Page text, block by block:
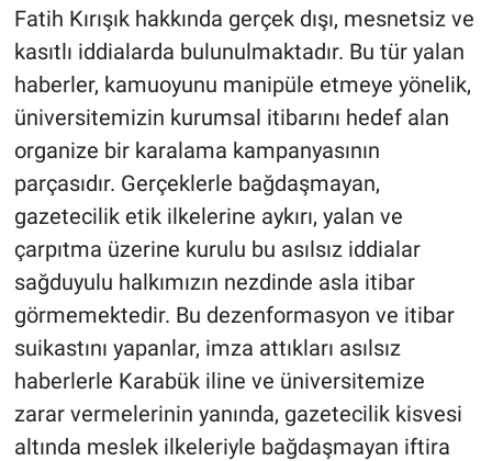
Fatih Kırışık hakkında gerçek dışı, mesnetsiz ve
kasıtlı iddialarda bulunulmaktadır. Bu tür yalan
haberler, kamuoyunu manipüle etmeye yönelik,
üniversitemizin kurumsal itibarını hedef alan
organize bir karalama kampanyasının
parçasıdır. Gerçeklerle bağdaşmayan,
gazetecilik etik ilkelerine aykırı, yalan ve
çarpıtma üzerine kurulu bu asılsız iddialar
sağduyulu halkımızın nezdinde asla itibar
görmemektedir. Bu dezenformasyon ve itibar
suikastını yapanlar, imza attıkları asılsız
haberlerle Karabük iline ve üniversitemize
zarar vermelerinin yanında, gazetecilik kisvesi
altında meslek ilkeleriyle bağdaşmayan iftira